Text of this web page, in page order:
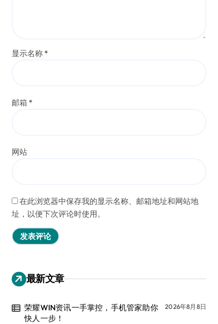
显示名称 *
邮箱 *
网站
在此浏览器中保存我的显示名称、邮箱地址和网站地
址，以便下次评论时使用。
最新文章
荣耀WIN资讯一手掌控，手机管家助你
快人一步！
2026年8月8日